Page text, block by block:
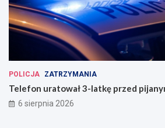
POLICJA ZATRZYMANIA
Telefon uratował 3-latkę przed
6 sierpnia 2026